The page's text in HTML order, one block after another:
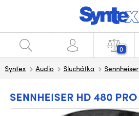
0
Syntex Audio Sluchátka Sennheiser
SENNHEISER HD 480 PRO